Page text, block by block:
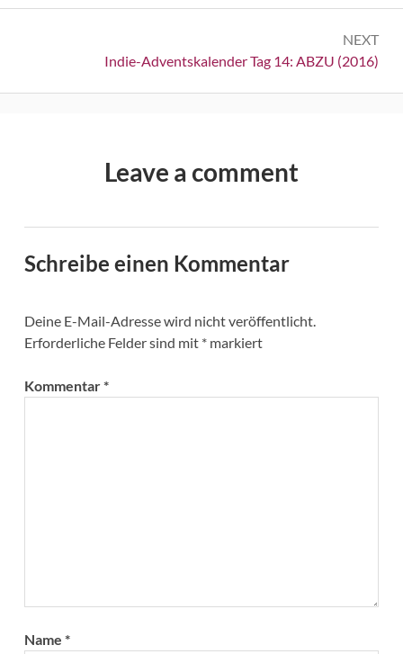
NEXT
Next:
Indie-Adventskalender Tag 14: ABZU (2016)
Leave a comment
Schreibe einen Kommentar
Deine E-Mail-Adresse wird nicht veröffentlicht.
Erforderliche Felder sind mit *markiert
Kommentar*
Name *